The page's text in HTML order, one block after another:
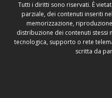
Tutti i diritti sono riservati. È
parziale, dei contenuti inseriti
memorizzazione,
distribuzione dei contenuti
tecnologica, supporto o rete
scritta da